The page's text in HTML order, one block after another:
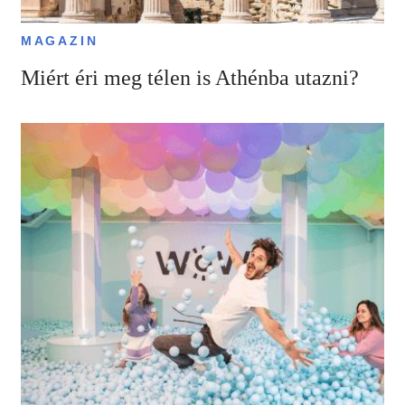
MAGAZIN
Miért éri meg télen is Athénba utazni?